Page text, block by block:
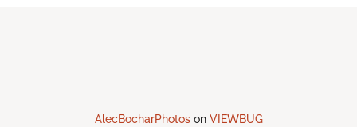
AlecBocharPhotoson VIEWBUG